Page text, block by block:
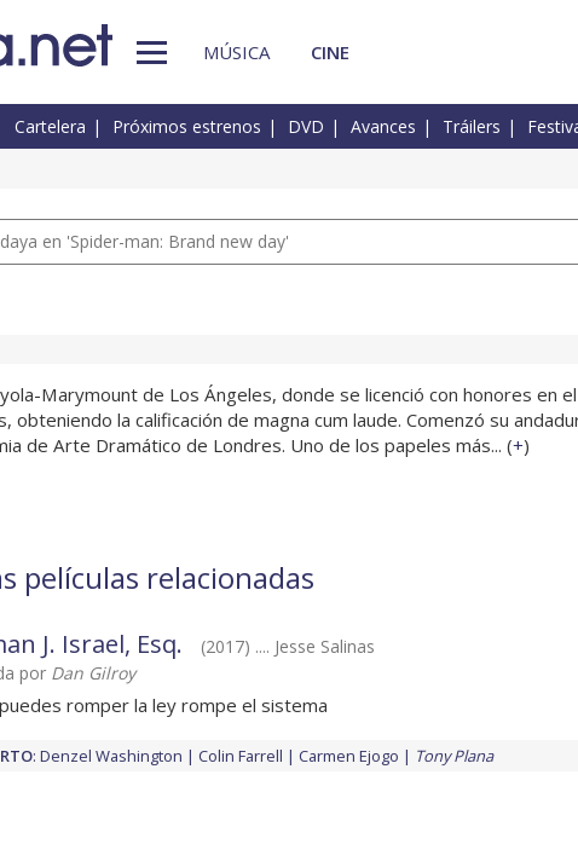
MÚSICA CINE
Cartelera Próximos estrenos DVD Avances Tráilers
en 'Spider-man: Brand new day'
Marymount de Los Ángeles, donde se licenció con honores en
la calificación de magna cum laude. Comenzó su
de Arte Dramático de Londres. Uno de los papeles más... (+)
películas relacionadas
J. Israel, Esq.
(2017) .... Jesse Salinas
por Dan Gilroy
romper la ley rompe el sistema
: Denzel Washington Colin Farrell Carmen Ejogo Tony Plana